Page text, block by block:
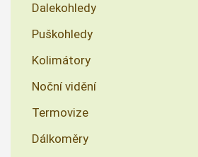
Dalekohledy
Puškohledy
Kolimátory
Noční vidění
Termovize
Dálkoměry